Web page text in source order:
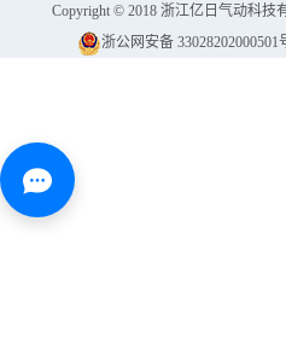
Copyright © 2018浙江亿日气动科技
浙公网安备 33028202000501